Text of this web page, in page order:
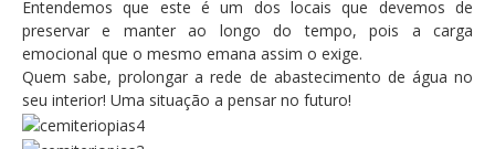
Abastecimento de Água
Roturas e Leituras
Qualidade da Água
Entendemos que este é um dos locais que devemos de
preservar e manter ao longo do tempo, pois a carga
emocional que o mesmo emana assim o exige.
Quem sabe, prolongar a rede de abastecimento de água no
seu interior! Uma situação a pensar no futuro!